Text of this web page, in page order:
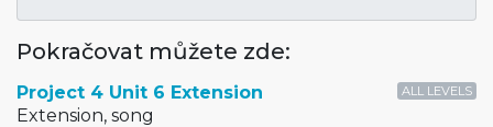
Pokračovat můžete zde:
ALL LEVELS
Project 4 Unit 6 Extension
Extension, song